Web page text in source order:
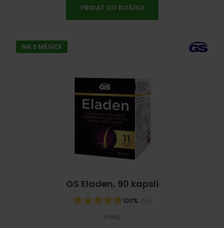
PŘIDAT DO KOŠÍKU
GS Eladen, 90 kapslí
100% (5×)
NA 3 MĚSÍCE
Vlasy